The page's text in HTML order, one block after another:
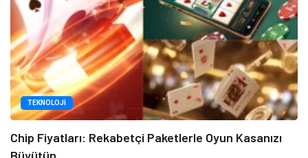
TEKNOLOJI
Chip Fiyatları: Rekabetçi Paketlerle Oyun Kasanızı